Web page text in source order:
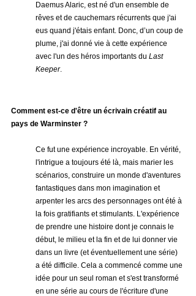
Daemus Alaric, est né d'un ensemble de
rêves et de cauchemars récurrents que j'ai
eus quand j'étais enfant. Donc, d’un coup de
plume, j'ai donné vie à cette expérience
avec l'un des héros importants du Last
Keeper.
Comment est-ce d'être un écrivain créatif au
pays de Warminster ?
Ce fut une expérience incroyable. En vérité,
l'intrigue a toujours été là, mais marier les
scénarios, construire un monde d'aventures
fantastiques dans mon imagination et
arpenter les arcs des personnages ont été à
la fois gratifiants et stimulants. L'expérience
de prendre une histoire dont je connais le
début, le milieu et la fin et de lui donner vie
dans un livre (et éventuellement une série)
a été difficile. Cela a commencé comme une
idée pour un seul roman et s'est transformé
en une série au cours de l'écriture d'une